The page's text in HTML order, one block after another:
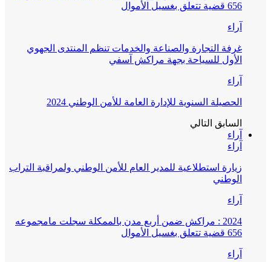
656 قضية تتعلق بغسيل الأموال
آراء
غرفة التجارة والصناعة والخدمات تنظم المنتدى الجهوي
الأول للسياحة بجهة مراكش آسفي
آراء
الحصيلة السنوية للإدارة العامة للأمن الوطني 2024
السابق التالي
آراء
آراء
زيارة استطلاعية للمدير العام للأمن الوطني ولمراقبة التراب
الوطني
آراء
2024 : مراكش ضمن أربع مدن بالممكلة سجلت مامجموعه
656 قضية تتعلق بغسيل الأموال
آراء